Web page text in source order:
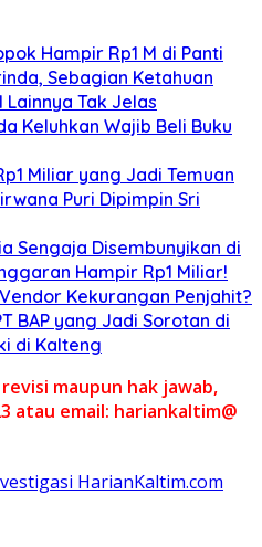
Hampir Rp1 M di Panti
Sebagian Ketahuan
Lainnya Tak Jelas
Keluhkan Wajib Beli Buku
Miliar yang Jadi Temuan
Puri Dipimpin Sri
Sengaja Disembunyikan di
Hampir Rp1 Miliar!
Kekurangan Penjahit?
BAP yang Jadi Sorotan di
di Kalteng
maupun hak jawab,
atau email: hariankaltim@